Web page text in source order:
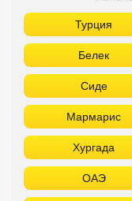
ОАЭ
Дубай
Шарджа
Таиланд
Самуй
Као Лак